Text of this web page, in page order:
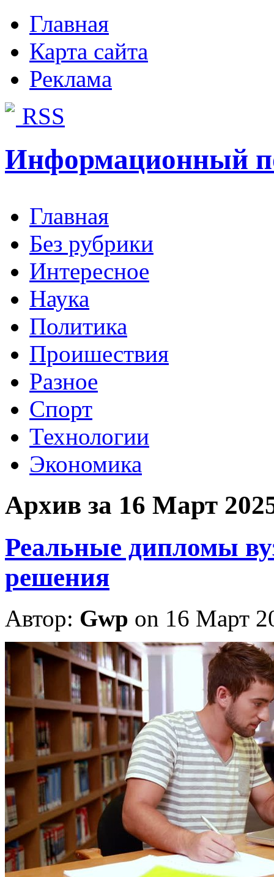
Главная
Карта сайта
Реклама
RSS
Информационный
Главная
Без рубрики
Интересное
Наука
Политика
Проишествия
Разное
Спорт
Технологии
Экономика
Архив за 16 Март
Реальные дипломы
решения
Автор: Gwp on 16 Март